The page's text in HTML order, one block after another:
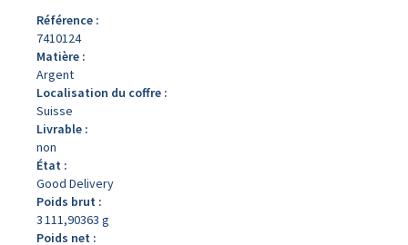
Référence :
7410124
Matière :
Argent
Localisation du coffre :
Suisse
Livrable :
non
État :
Good Delivery
Poids brut :
3 111,90363 g
Poids net :